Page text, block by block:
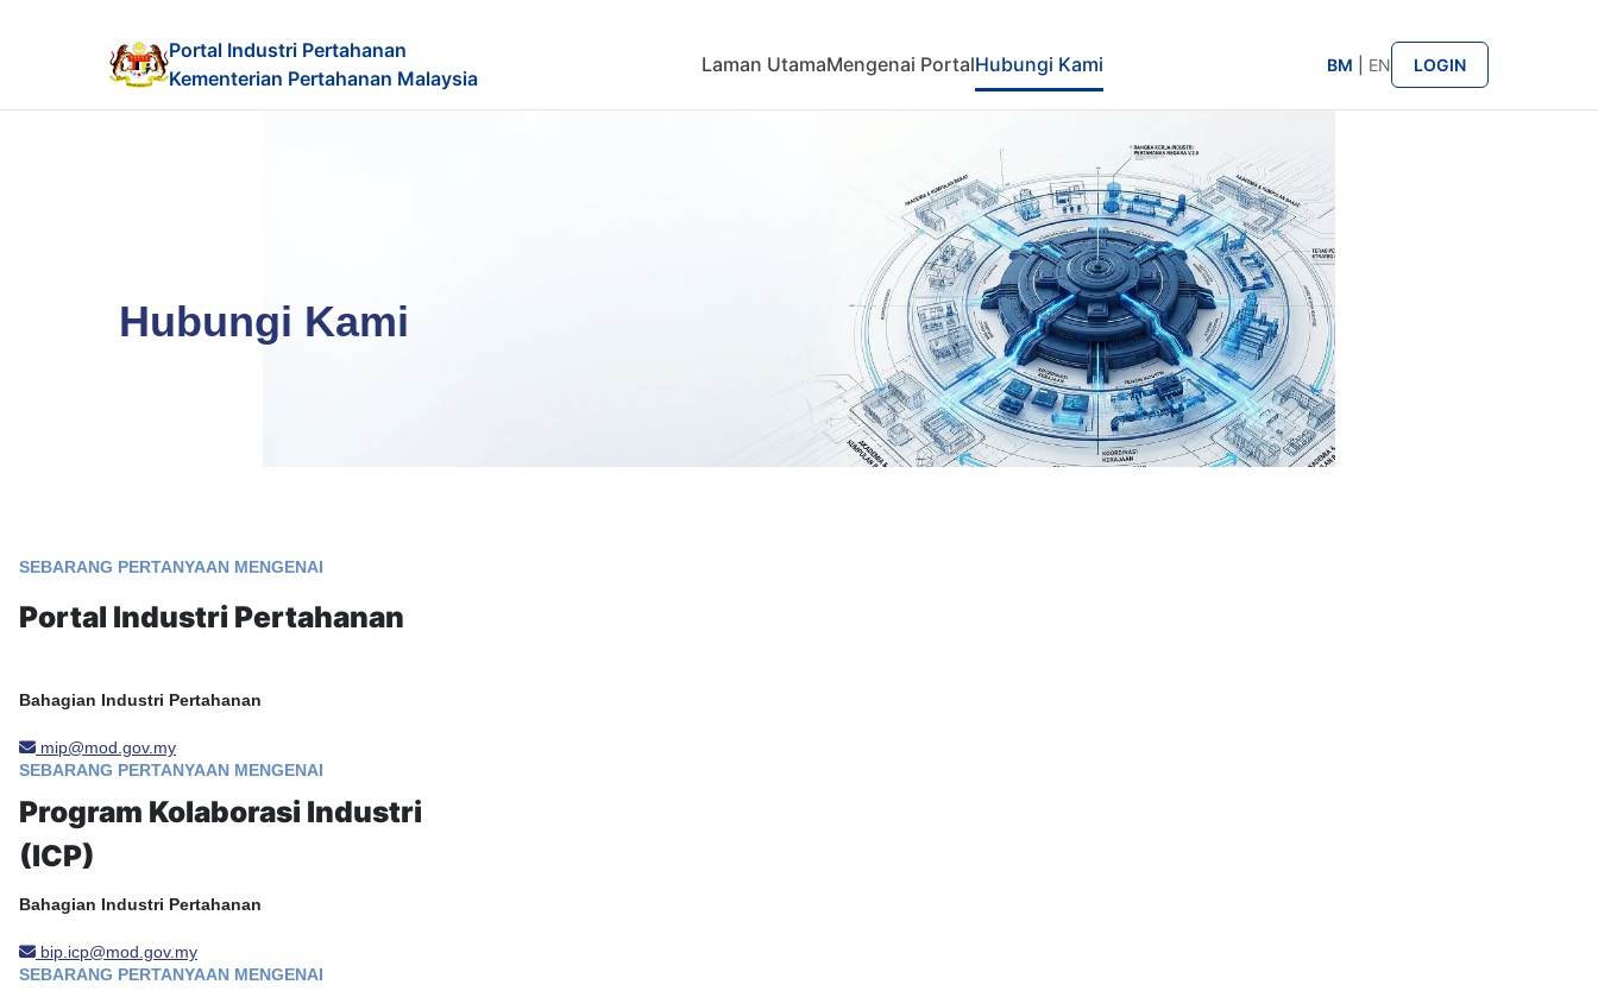
Portal Industri Pertahanan
Kementerian Pertahanan Malaysia
Laman UtamaMengenai PortalHubungi Kami BM EN LOGIN
Hubungi Kami
SEBARANG PERTANYAAN MENGENAI
Portal Industri Pertahanan
Bahagian Industri Pertahanan
mip@mod.gov.my
SEBARANG PERTANYAAN MENGENAI
Program Kolaborasi Industri
(ICP)
Bahagian Industri Pertahanan
bip.icp@mod.gov.my
SEBARANG PERTANYAAN MENGENAI